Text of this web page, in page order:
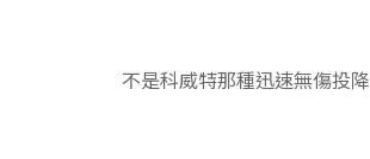
不是科威特那種迅速無傷投降